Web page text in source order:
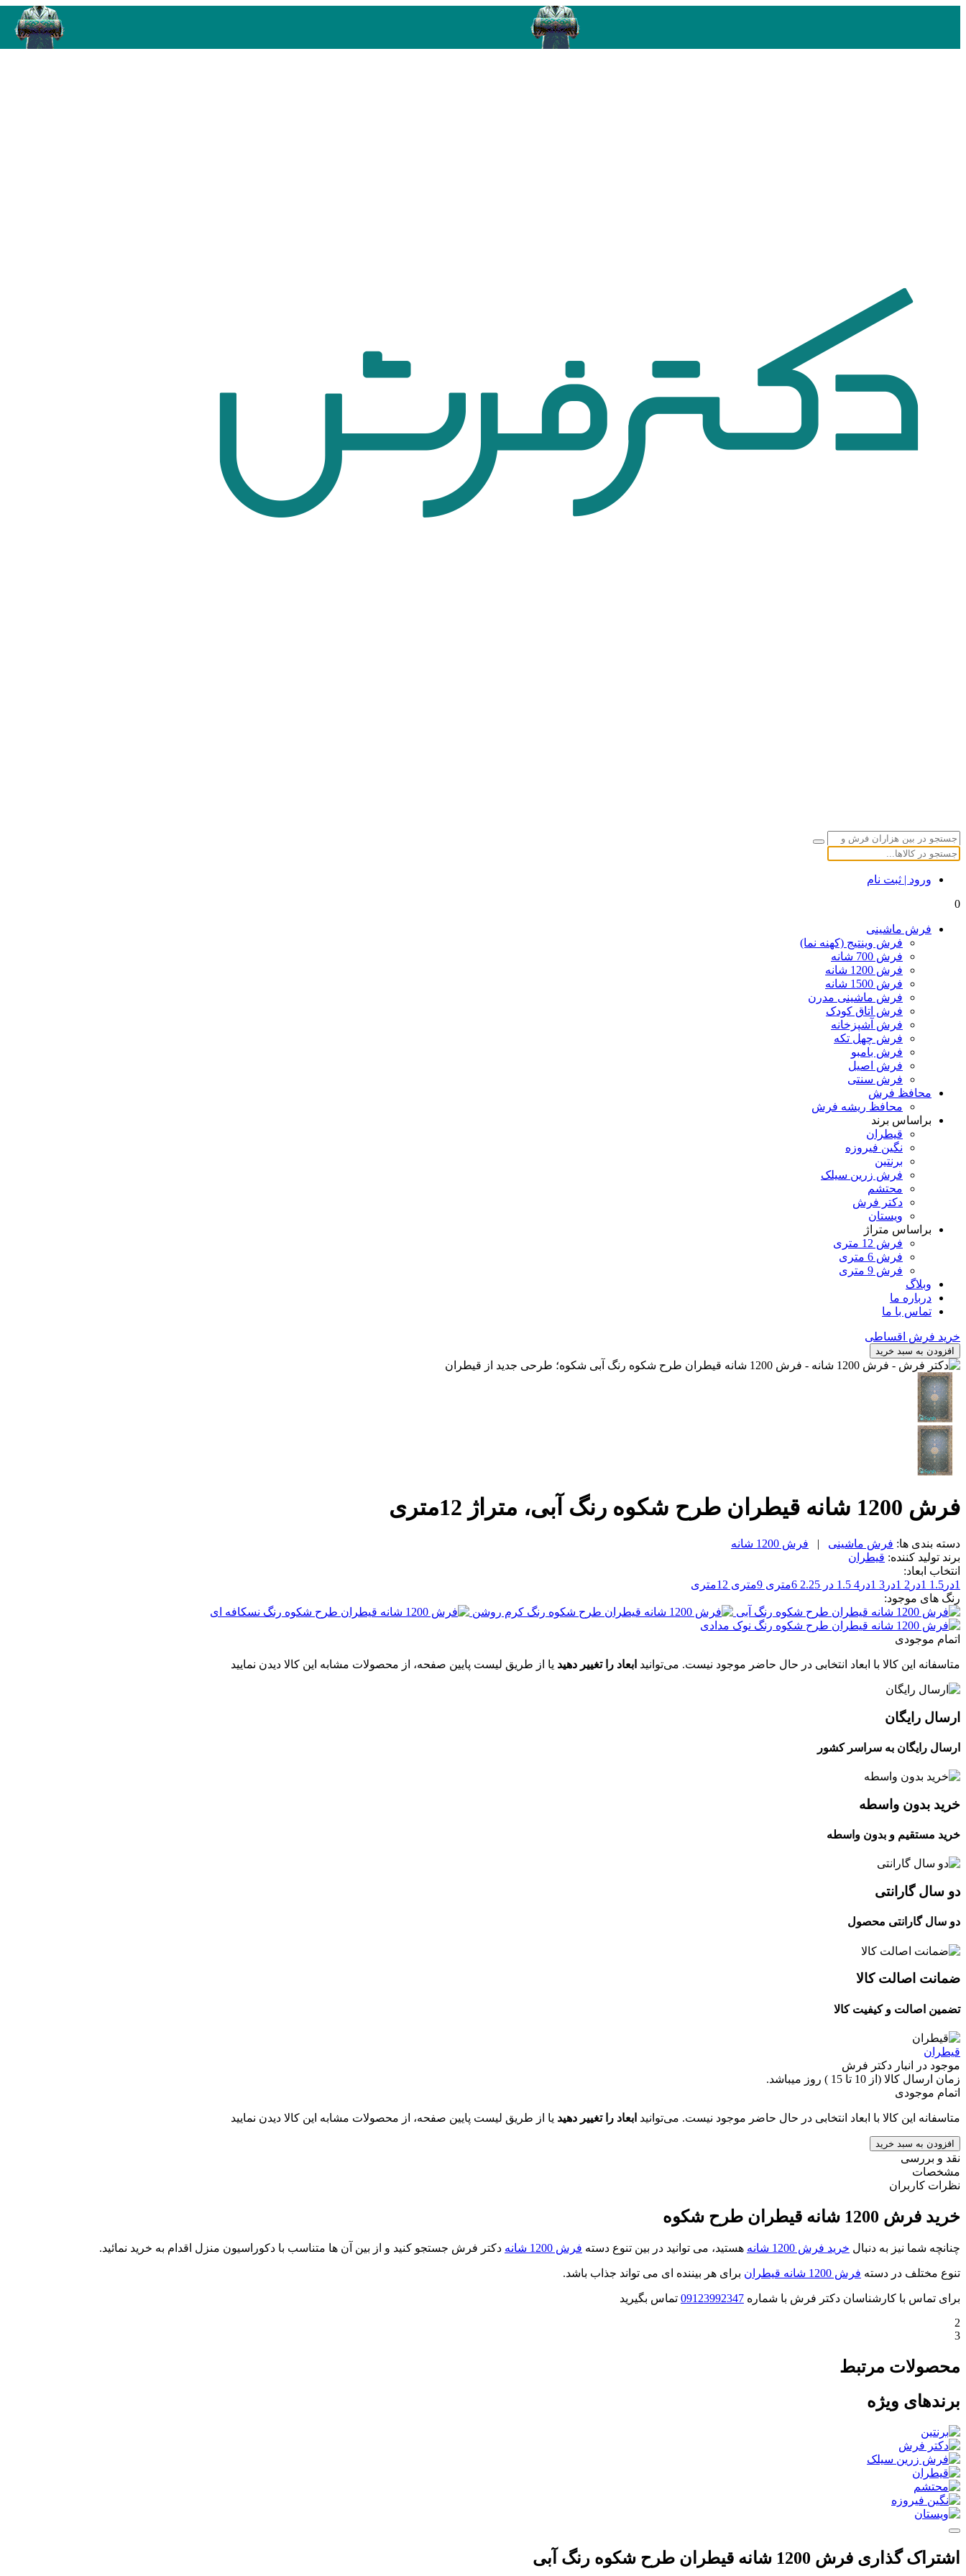
ورود | ثبت نام
0
فرش ماشینی
فرش وینتیج (کهنه نما)
فرش 700 شانه
فرش 1200 شانه
فرش 1500 شانه
فرش ماشینی مدرن
فرش اتاق کودک
فرش آشپزخانه
فرش چهل تکه
فرش بامبو
فرش اصیل
فرش سنتی
محافظ فرش
محافظ ریشه فرش
براساس برند
قیطران
نگین فیروزه
برنتین
فرش زرین سیلک
محتشم
دکتر فرش
ویستان
براساس متراژ
فرش 12 متری
فرش 6 متری
فرش 9 متری
وبلاگ
درباره ما
تماس با ما
خرید فرش اقساطی
افزودن به سبد خرید
فرش 1200 شانه قیطران طرح شکوه رنگ آبی، متراژ 12متری
دسته بندی ها: فرش ماشینی |
فرش 1200 شانه
برند تولید کننده: قیطران
انتخاب ابعاد:
1در1.5
1در2 1در3 1در4 1.5 در 2.25 6متری 9متری
12متری
رنگ های موجود:
اتمام موجودی
متاسفانه این کالا با ابعاد انتخابی در حال حاضر موجود نیست. می‌توانید ابعاد را تغییر دهید یا از طریق لیست پایین صفحه، از محصولات مشابه این کالا دیدن نمایید
ارسال رایگان
ارسال رایگان به سراسر کشور
خرید بدون واسطه
خرید مستقیم و بدون واسطه
دو سال گارانتی
دو سال گارانتی محصول
ضمانت اصالت کالا
تضمین اصالت و کیفیت کالا
قیطران
موجود در انبار دکتر فرش
زمان ارسال کالا (از 10 تا 15 ) روز میباشد.
اتمام موجودی
متاسفانه این کالا با ابعاد انتخابی در حال حاضر موجود نیست. می‌توانید ابعاد را تغییر دهید یا از طریق لیست پایین صفحه، از محصولات مشابه این کالا دیدن نمایید
افزودن به سبد خرید
نقد و بررسی
مشخصات
نظرات کاربران
خرید فرش 1200 شانه قیطران طرح شکوه
چنانچه شما نیز به دنبال خرید فرش 1200 شانه هستید، می توانید در بین تنوع دسته فرش 1200 شانه دکتر فرش جستجو کنید و از بین آن ها متناسب با دکوراسیون منزل اقدام به خرید نمائید.
تنوع مختلف در دسته فرش 1200 شانه قیطران برای هر بیننده ای می تواند جذاب باشد.
برای تماس با کارشناسان دکتر فرش با شماره 09123992347 تماس بگیرید
2
3
محصولات مرتبط
برندهای ویژه
اشتراک گذاری فرش 1200 شانه قیطران طرح شکوه رنگ آبی